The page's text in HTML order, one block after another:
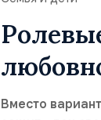
Вместо